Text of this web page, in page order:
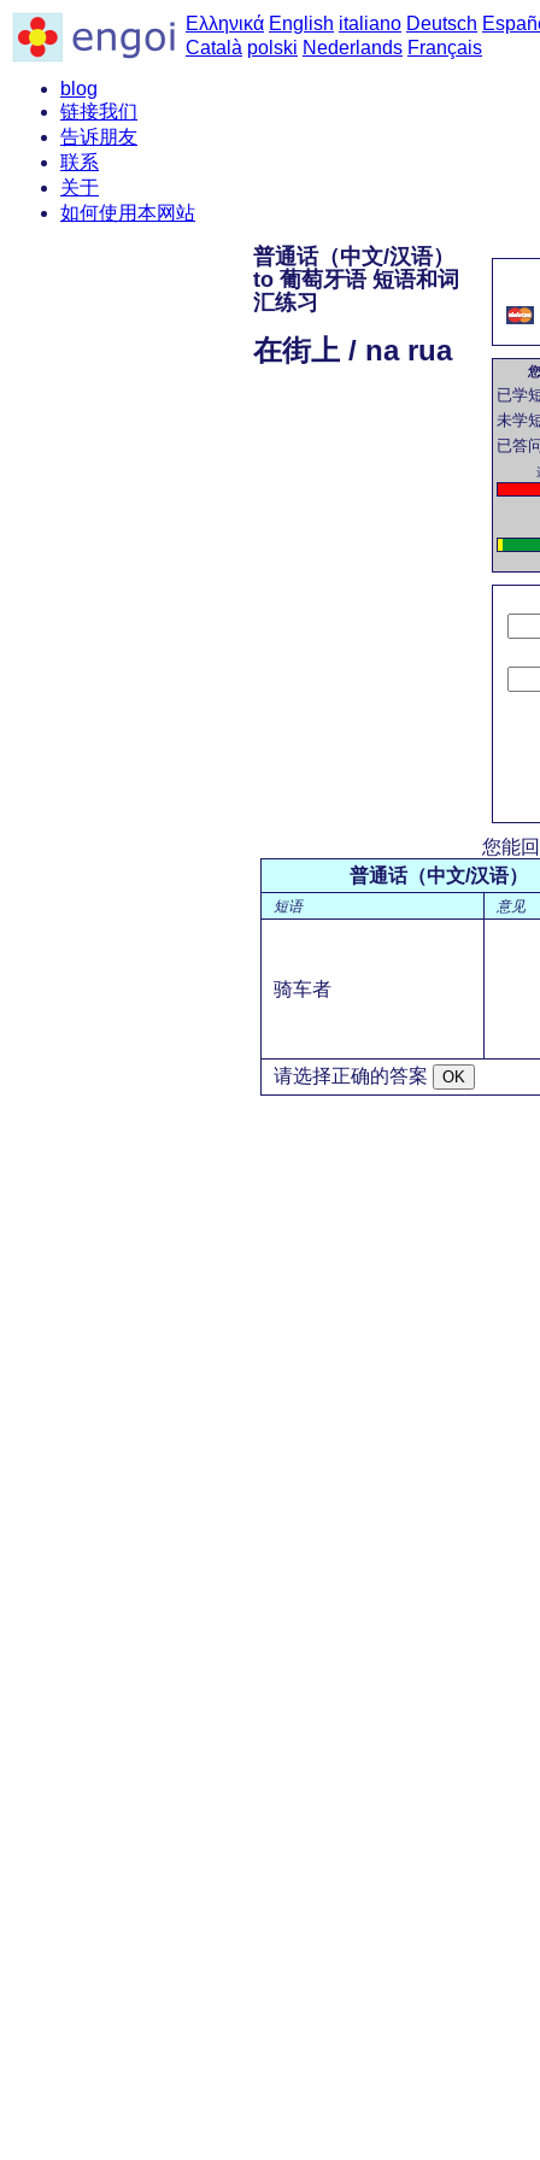
Ελληνικά English italiano Deutsch
Català polski Nederlands Français
blog
链接我们
告诉朋友
联系
关于
如何使用本网站
已学
未学
已答
普通话（中文/汉语）
to 葡萄牙语 短语和词
汇练习
在街上 / na rua
您能
普通话（中文/汉语）
短语 意见
骑车者
请选择正确的答案